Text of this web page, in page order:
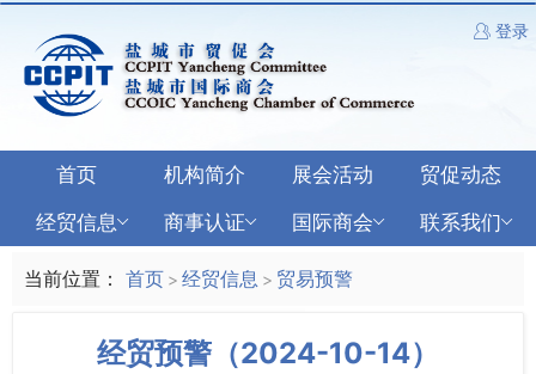
登录
首页 机构简介 展会活动
贸促动态
经贸信息
商事认证 国际商会 联系我们
当前位置： 首页 > 经贸信息 > 贸易预警
经贸预警（2024-10-14）